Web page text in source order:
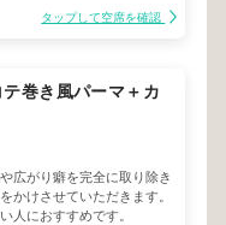
タップして空席を確認
テ巻き風パーマ＋カ
広がり癖を完全に取り除き
かけさせていただきます。
人におすすめです。